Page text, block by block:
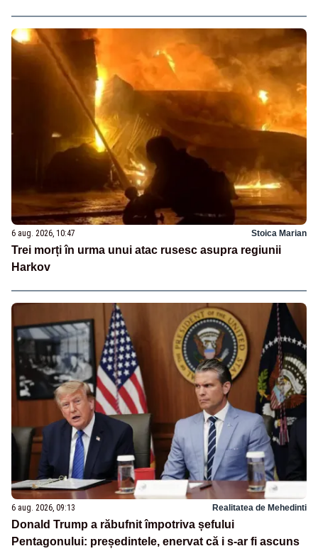
6 aug. 2026, 10:47 Stoica Marian
Trei morți în urma unui atac rusesc asupra regiunii
Harkov
6 aug. 2026, 09:13 Realitatea de Mehedinti
Donald Trump a răbufnit împotriva șefului
Pentagonului: președintele, enervat că i s-ar fi ascuns